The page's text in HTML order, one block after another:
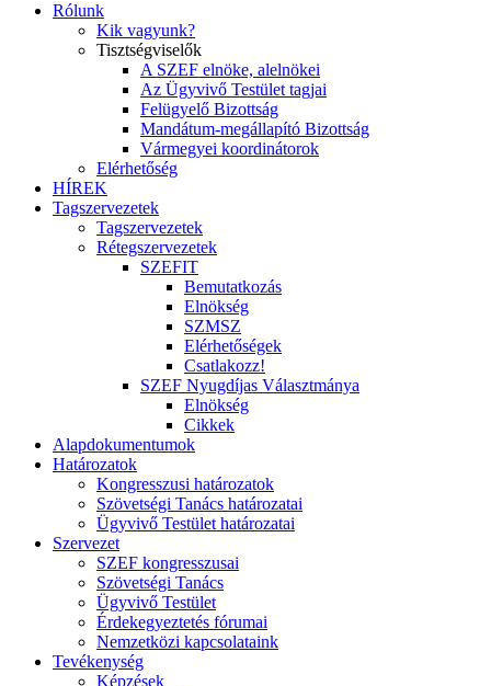
Rólunk
Kik vagyunk?
Tisztségviselők
A SZEF elnöke, alelnökei
Az Ügyvivő Testület tagjai
Felügyelő Bizottság
Mandátum-megállapító Bizottság
Vármegyei koordinátorok
Elérhetőség
HÍREK
Tagszervezetek
Tagszervezetek
Rétegszervezetek
SZEFIT
Bemutatkozás
Elnökség
SZMSZ
Elérhetőségek
Csatlakozz!
SZEF Nyugdíjas Választmánya
Elnökség
Cikkek
Alapdokumentumok
Határozatok
Kongresszusi határozatok
Szövetségi Tanács határozatai
Ügyvivő Testület határozatai
Szervezet
SZEF kongresszusai
Szövetségi Tanács
Ügyvivő Testület
Érdekegyeztetés fórumai
Nemzetközi kapcsolataink
Tevékenység
Képzések